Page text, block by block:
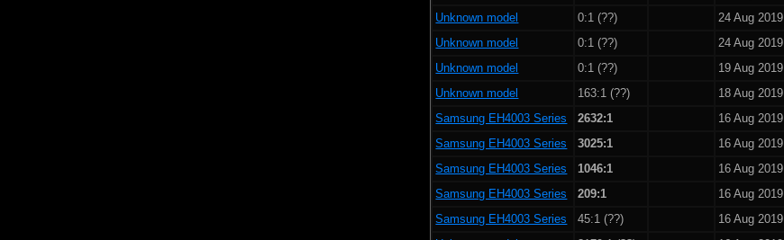
Unknown model
0:1 (??)
24 Aug 2019
Unknown model
0:1 (??)
24 Aug 2019
Unknown model
0:1 (??)
19 Aug 2019
Unknown model
163:1 (??)
18 Aug 2019
Samsung EH4003 Series
2632:1
16 Aug 2019
Samsung EH4003 Series
3025:1
16 Aug 2019
Samsung EH4003 Series
1046:1
16 Aug 2019
Samsung EH4003 Series
209:1
16 Aug 2019
Samsung EH4003 Series
45:1 (??)
16 Aug 2019